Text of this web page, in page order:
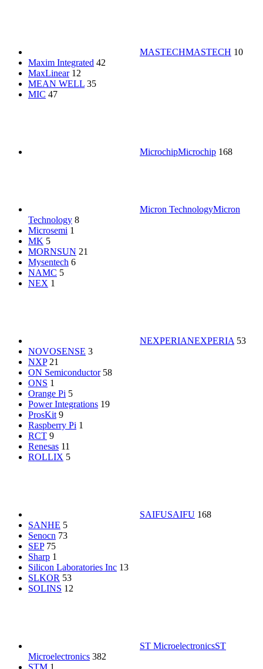
MASTECHMASTECH 10
Maxim Integrated 42
MaxLinear 12
MEAN WELL 35
MIC 47
MicrochipMicrochip 168
Micron TechnologyMicron
Technology 8
Microsemi 1
MK 5
MORNSUN 21
Mysentech 6
NAMC 5
NEX 1
NEXPERIANEXPERIA 53
NOVOSENSE 3
NXP 21
ON Semiconductor 58
ONS 1
Orange Pi 5
Power Integrations 19
ProsKit 9
Raspberry Pi 1
RCT 9
Renesas 11
ROLLIX 5
SAIFUSAIFU 168
SANHE 5
Senocn 73
SEP 75
Sharp 1
Silicon Laboratories Inc 13
SLKOR 53
SOLINS 12
ST MicroelectronicsST
Microelectronics 382
STM 1